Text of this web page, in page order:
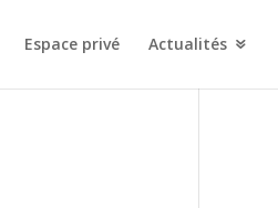
Espace privé Actualités